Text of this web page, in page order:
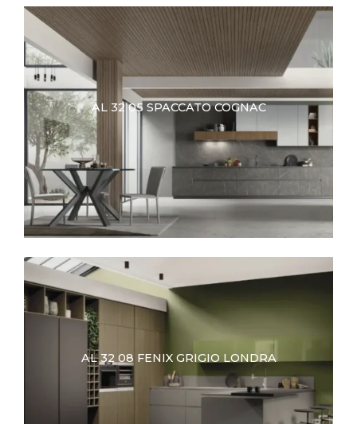
AL 32 05 SPACCATO COGNAC
AL 32 08 FENIX GRIGIO LONDRA